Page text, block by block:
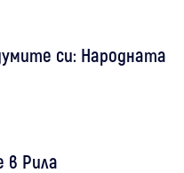
си: Народната
в Рила